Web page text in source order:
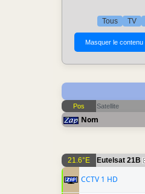
Tous TV
Pos Satellite
Nom
21.6°E Eutelsat 21B
CCTV 1 HD